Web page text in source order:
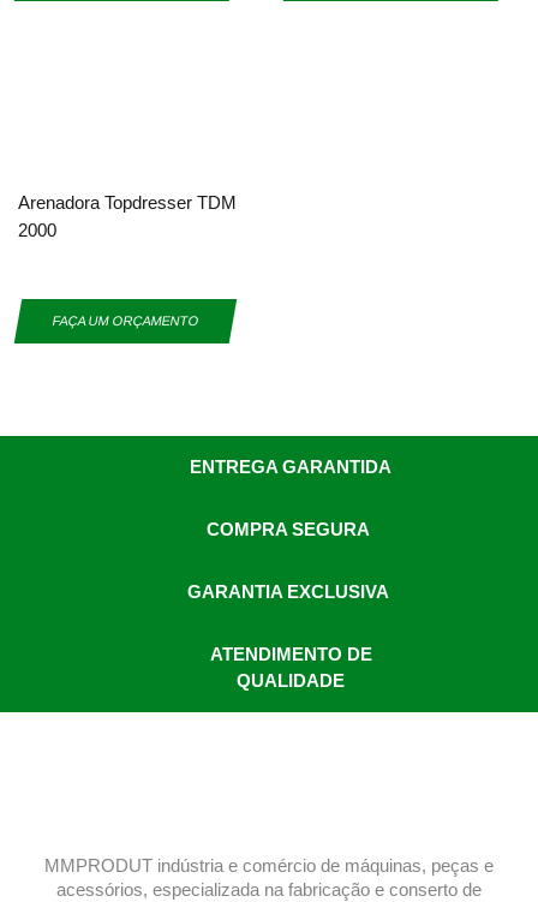
Arenadora Topdresser TDM
2000
FAÇA UM ORÇAMENTO
ENTREGA GARANTIDA
COMPRA SEGURA
GARANTIA EXCLUSIVA
ATENDIMENTO DE
QUALIDADE
MMPRODUT indústria e comércio de máquinas, peças e
acessórios, especializada na fabricação e conserto de